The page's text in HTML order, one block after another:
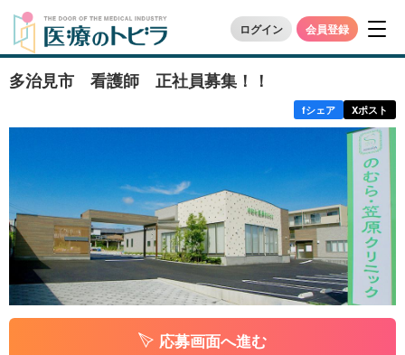
ログイン 会員登録
多治見市 看護師 正社員募集！！
fシェア Xポスト
応募画面へ進む